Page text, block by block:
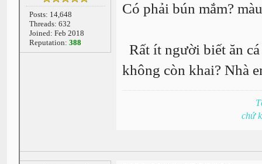
Posts: 14,648
Threads: 632
Joined: Feb 2018
Reputation: 388
Có phải bún mắm?
Rất ít người biết ăn
không còn khai? Nhà
chứ